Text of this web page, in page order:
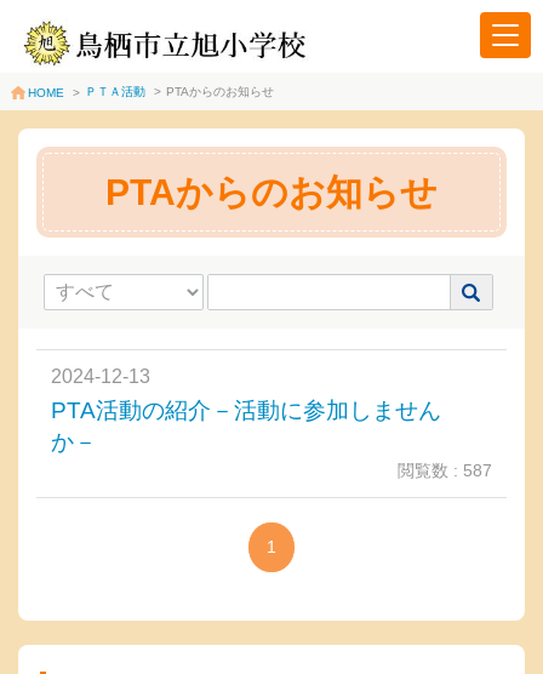
HOME > ＰＴＡ活動 > PTAからのお知らせ
PTAからのお知らせ
2024-12-13
PTA活動の紹介－活動に参加しません
か－
閲覧数 : 587
1